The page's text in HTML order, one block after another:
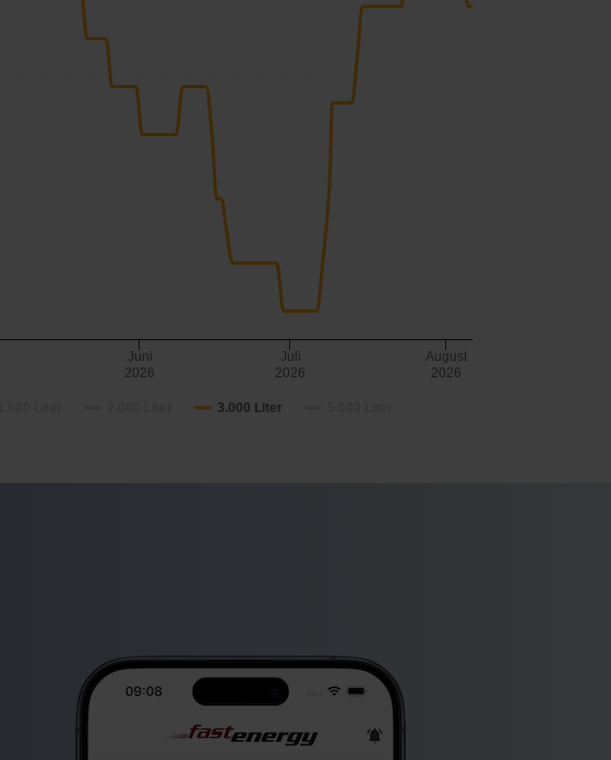
3.000 Liter
Juni
2026
Juli
2026
August
2026